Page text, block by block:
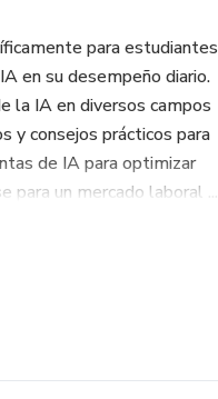
para estudiantes
en su desempeño diario.
la IA en diversos campos
y consejos prácticos para
de IA para optimizar
un mercado laboral ...